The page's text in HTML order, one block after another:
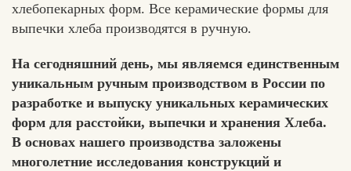
хлебопекарных форм. Все керамические формы для
выпечки хлеба производятся в ручную.
На сегодняшний день, мы являемся единственным
уникальным ручным производством в России по
разработке и выпуску уникальных керамических
форм для расстойки, выпечки и хранения Хлеба.
В основах нашего производства заложены
многолетние исследования конструкций и